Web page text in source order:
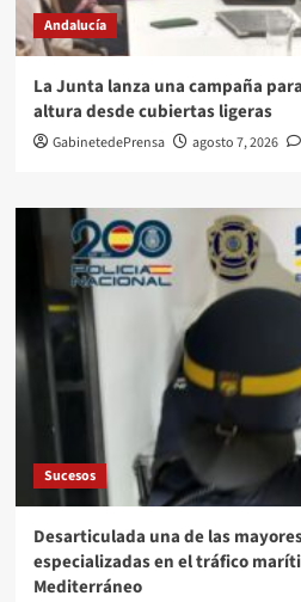
Andalucía
La Junta lanza una campaña
altura desde cubiertas ligeras
GabinetedePrensa agosto 7, 2026
Sucesos
Desarticulada una de las
especializadas en el tráfico
Mediterráneo